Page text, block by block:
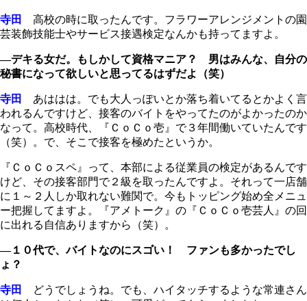
寺田
高校の時に取ったんです。フラワーアレンジメントの園
芸装飾技能士やサービス接遇検定なんかも持ってますよ。
―デキる女だ。もしかして資格マニア？ 男はみんな、自分の
秘書になって欲しいと思ってるはずだよ（笑）
寺田
あははは。でも大人っぽいとか落ち着いてるとかよく言
われるんですけど、接客のバイトをやってたのがよかったのか
なって。高校時代、『ＣｏＣｏ壱』で３年間働いていたんです
（笑）。で、そこで接客を極めたというか。
『ＣｏＣｏスペ』って、本部による従業員の検定があるんです
けど、その接客部門で２級を取ったんですよ。それって一店舗
に１～２人しか取れない難関で。今もトッピング始め全メニュ
ー把握してますよ。『アメトーク』の『ＣｏＣｏ壱芸人』の回
に出れる自信ありますから（笑）。
―１０代で、バイトなのにスゴい！ ファンも多かったでし
ょ？
寺田
どうでしょうね。でも、ハイタッチするような常連さん